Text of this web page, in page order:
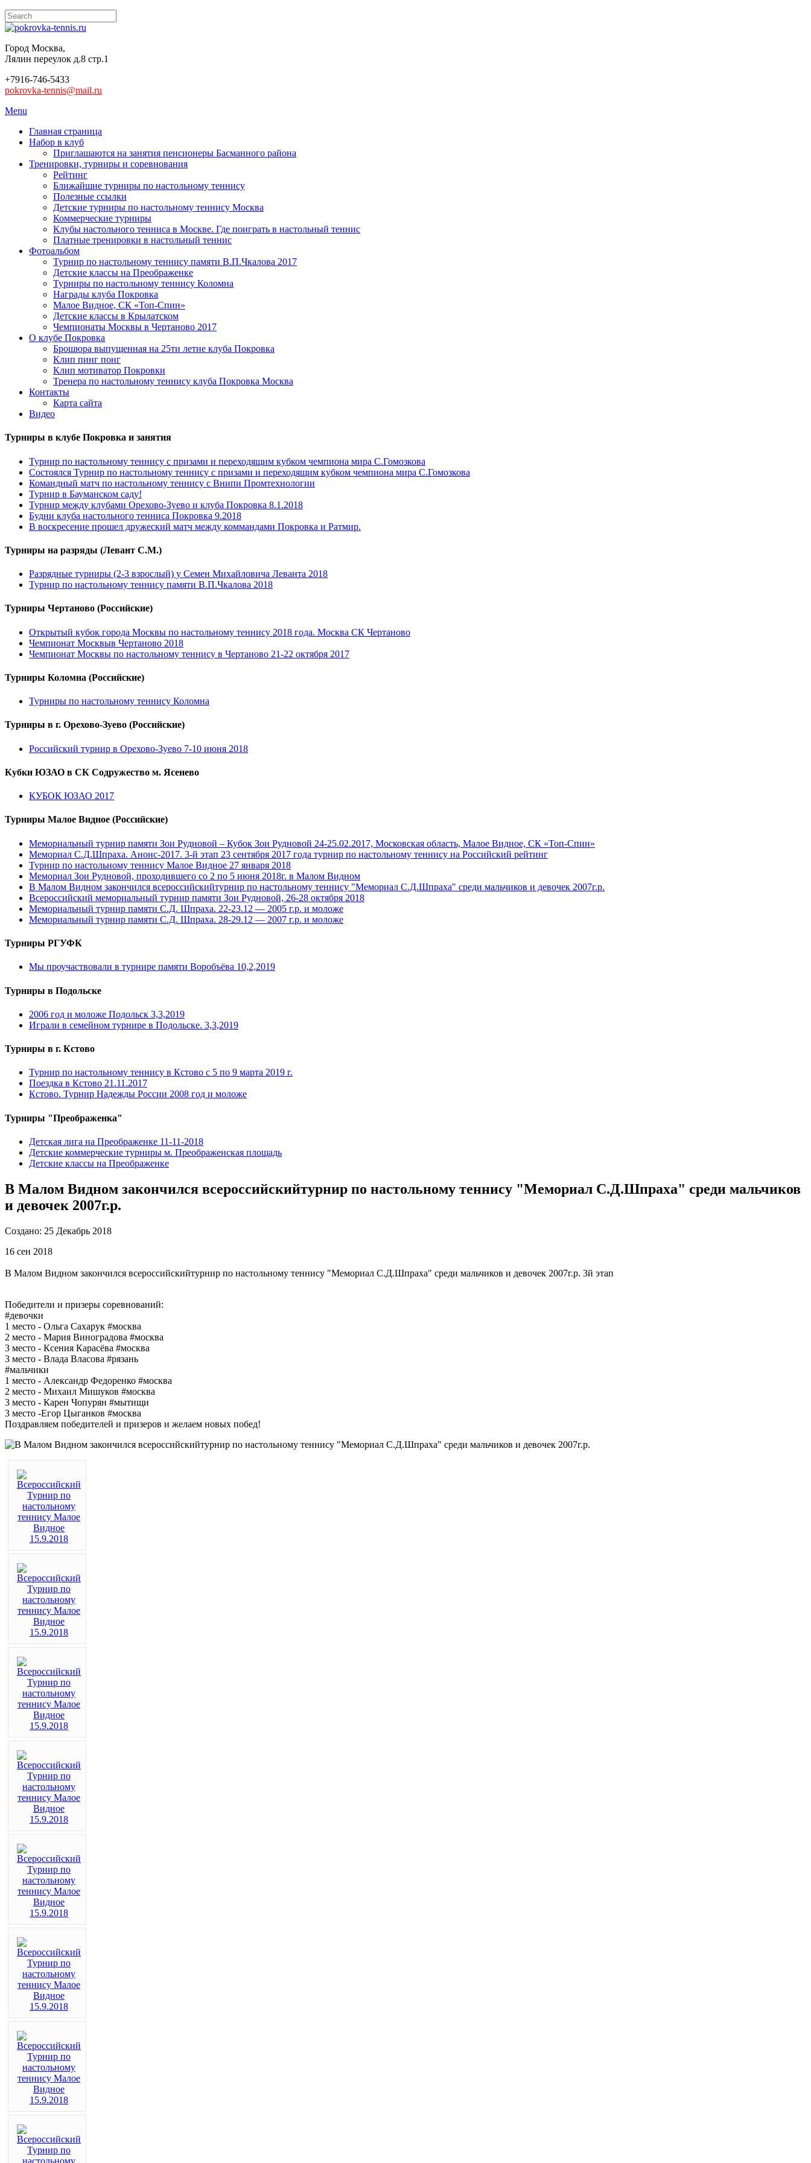
Город Москва,
Лялин переулок д.8 стр.1
+7916-746-5433
pokrovka-tennis@mail.ru
Menu
Главная страница
Набор в клуб
Приглашаются на занятия пенсионеры Басманного района
Тренировки, турниры и соревнования
Рейтинг
Ближайшие турниры по настольному теннису
Полезные ссылки
Детские турниры по настольному теннису Москва
Коммерческие турниры
Клубы настольного тенниса в Москве. Где поиграть в настольный теннис
Платные тренировки в настольный теннис
Фотоальбом
Турнир по настольному теннису памяти В.П.Чкалова 2017
Детские классы на Преображенке
Турниры по настольному теннису Коломна
Награды клуба Покровка
Малое Видное, СК «Топ-Спин»
Детские классы в Крылатском
Чемпионаты Москвы в Чертаново 2017
О клубе Покровка
Брошюра выпущенная на 25ти летие клуба Покровка
Клип пинг понг
Клип мотиватор Покровки
Тренера по настольному теннису клуба Покровка Москва
Контакты
Карта сайта
Видео
Турниры в клубе Покровка и занятия
Турнир по настольному теннису с призами и переходящим кубком чемпиона мира С.Гомозкова
Состоялся Турнир по настольному теннису с призами и переходящим кубком чемпиона мира С.Гомозкова
Командный матч по настольному теннису с Внипи Промтехнологии
Турнир в Бауманском саду!
Турнир между клубами Орехово-Зуево и клуба Покровка 8.1.2018
Будни клуба настольного тенниса Покровка 9.2018
В воскресение прошел дружеский матч между коммандами Покровка и Ратмир.
Турниры на разряды (Левант С.М.)
Разрядные турниры (2-3 взрослый) у Семен Михайловича Леванта 2018
Турнир по настольному теннису памяти В.П.Чкалова 2018
Турниры Чертаново (Российские)
Открытый кубок города Москвы по настольному теннису 2018 года. Москва СК Чертаново
Чемпионат Москвыв Чертаново 2018
Чемпионат Москвы по настольному теннису в Чертаново 21-22 октября 2017
Турниры Коломна (Российские)
Турниры по настольному теннису Коломна
Турниры в г. Орехово-Зуево (Российские)
Российский турнир в Орехово-Зуево 7-10 июня 2018
Кубки ЮЗАО в СК Содружество м. Ясенево
КУБОК ЮЗАО 2017
Турниры Малое Видное (Российские)
Мемориальный турнир памяти Зои Рудновой – Кубок Зои Рудновой 24-25.02.2017, Московская область, Малое Видное, СК «Топ-Спин»
Мемориал С.Д.Шпраха. Анонс-2017. 3-й этап 23 сентября 2017 года турнир по настольному теннису на Российский рейтинг
Турнир по настольному теннису Малое Видное 27 января 2018
Мемориал Зои Рудновой, проходившего со 2 по 5 июня 2018г. в Малом Видном
В Малом Видном закончился всероссийскийтурнир по настольному теннису "Мемориал С.Д.Шпраха" среди мальчиков и девочек 2007г.р.
Всероссийский мемориальный турнир памяти Зои Рудновой, 26-28 октября 2018
Мемориальный турнир памяти С.Д. Шпраха. 22-23.12 — 2005 г.р. и моложе
Мемориальный турнир памяти С.Д. Шпраха. 28-29.12 — 2007 г.р. и моложе
Турниры РГУФК
Мы проучаствовали в турнире памяти Воробъёва 10,2,2019
Турниры в Подольске
2006 год и моложе Подольск 3,3,2019
Играли в семейном турнире в Подольске. 3,3,2019
Турниры в г. Кстово
Турнир по настольному теннису в Кстово с 5 по 9 марта 2019 г.
Поездка в Кстово 21.11.2017
Кстово. Турнир Надежды России 2008 год и моложе
Турниры "Преображенка"
Детская лига на Преображенке 11-11-2018
Детские коммерческие турниры м. Преображенская площадь
Детские классы на Преображенке
В Малом Видном закончился всероссийскийтурнир по настольному теннису "Мемориал С.Д.Шпраха" среди мальчиков
и девочек 2007г.р.
Создано: 25 Декабрь 2018
16 сен 2018
В Малом Видном закончился всероссийскийтурнир по настольному теннису "Мемориал С.Д.Шпраха" среди мальчиков и девочек 2007г.р. 3й этап
Победители и призеры соревнований:
#девочки
1 место - Ольга Сахарук #москва
2 место - Мария Виноградова #москва
3 место - Ксения Карасёва #москва
3 место - Влада Власова #рязань
#мальчики
1 место - Александр Федоренко #москва
2 место - Михаил Мишуков #москва
3 место - Карен Чопурян #мытищи
3 место -Егор Цыганков #москва
Поздравляем победителей и призеров и желаем новых побед!